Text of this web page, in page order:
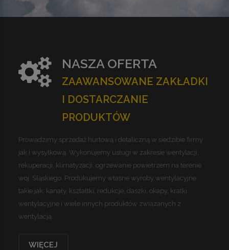
NASZA OFERTA
ZAAWANSOWANE ZAKŁADKI
I DOSTARCZANIE
PRODUKTÓW
Prowadzimy sprzedaż hurtową i detaliczną w siedzibie firmy
jak i wysyłkową. Wykonujemy usługi w zakresie wentylacji,
rekuperacji, klimatyzacji, ogrzewanie powietrzem na terenie
woj. Śląskiego. Produkujemy własne wyroby wentylacyjne
takie jak: kanały, kształtki, redukcje, daszki, okapy, kratki
wentylacyjne i wiele innych produktów związanych z
wentylacją.
WIĘCEJ